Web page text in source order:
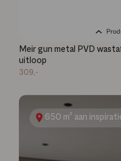
Meir gun metal PVD
uitloop
309,-
650 m² aan